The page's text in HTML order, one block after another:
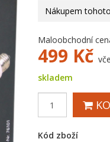
Nákupem
Maloobchodní
499 Kč
skladem
Kód zboží